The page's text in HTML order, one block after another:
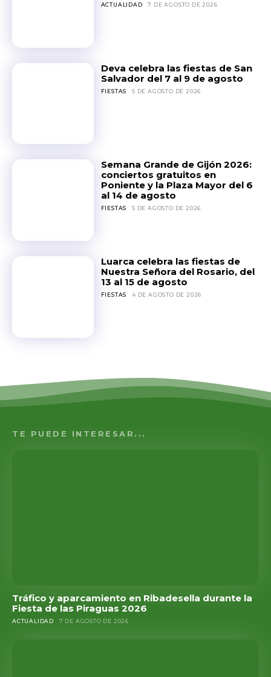
ACTUALIDAD 7 DE AGOSTO DE 2026
Deva celebra las fiestas de San
Salvador del 7 al 9 de agosto
FIESTAS 5 DE AGOSTO DE 2026
Semana Grande de Gijón 2026:
conciertos gratuitos en
Poniente y la Plaza Mayor del 6
al 14 de agosto
FIESTAS 5 DE AGOSTO DE 2026
Luarca celebra las fiestas de
Nuestra Señora del Rosario, del
13 al 15 de agosto
FIESTAS 4 DE AGOSTO DE 2026
TE PUEDE INTERESAR...
Tráfico y aparcamiento en Ribadesella durante la
Fiesta de las Piraguas 2026
ACTUALIDAD 7 DE AGOSTO DE 2026